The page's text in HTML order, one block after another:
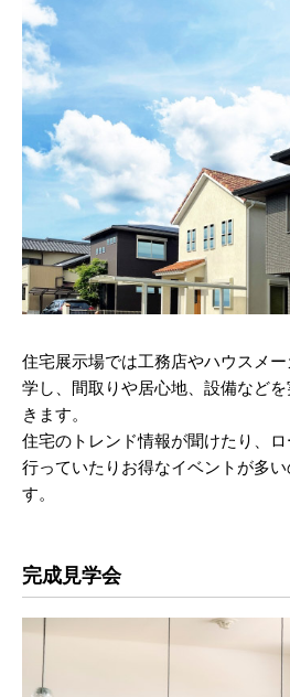
住宅展示場では工務店やハウスメ
学し、間取りや居心地、設備など
きます。
住宅のトレンド情報が聞けたり、
行っていたりお得なイベントが多
す。
完成見学会